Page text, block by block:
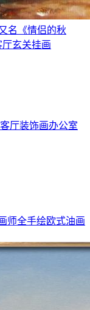
名《情侣的秋
玄关挂画
厅装饰画办公室
师全手绘欧式油画